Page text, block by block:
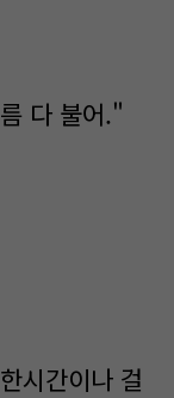
다 불어."
시간이나 걸